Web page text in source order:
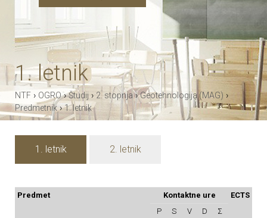
1. letnik
NTF › OGRO›Študij › 2. stopnja›Geotehnologija (MAG) ›
Predmetnik›1. letnik
1. letnik 2. letnik
Predmet Kontaktne ure
ECTS
P
S V D Σ